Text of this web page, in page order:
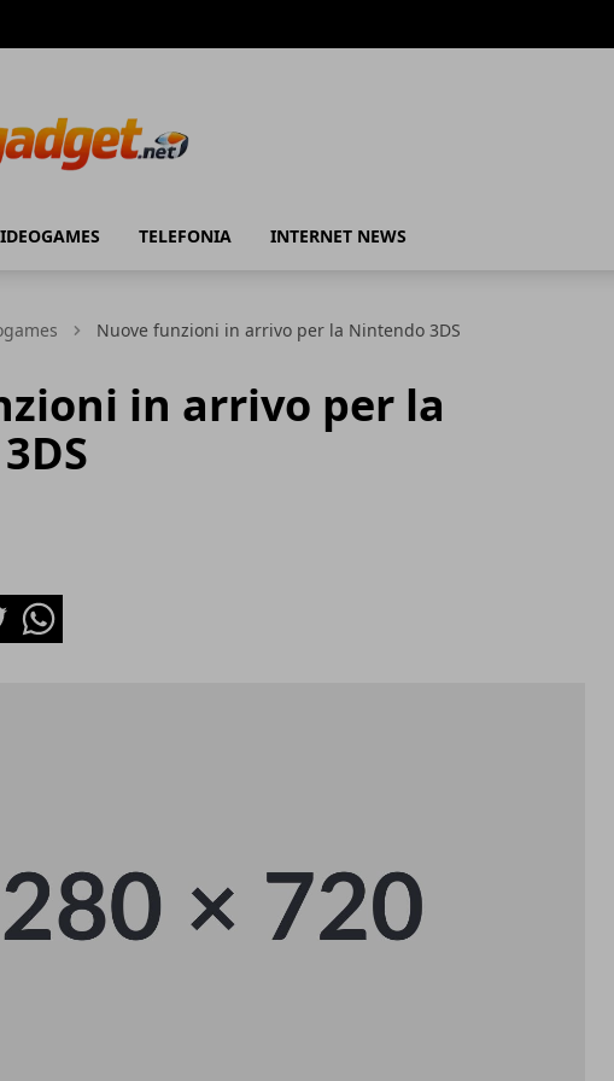
TELEFONIA INTERNET NEWS
Nuove funzioni in arrivo per la Nintendo 3DS
in arrivo per la
Whatsapp